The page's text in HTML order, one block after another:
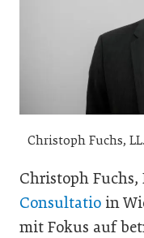
Christoph Fuchs,
Christoph Fuchs,
Consultatio in
mit Fokus auf